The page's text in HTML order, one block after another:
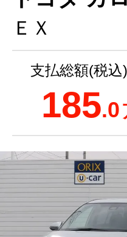
ＥＸ
支払総額(税込)
185.0